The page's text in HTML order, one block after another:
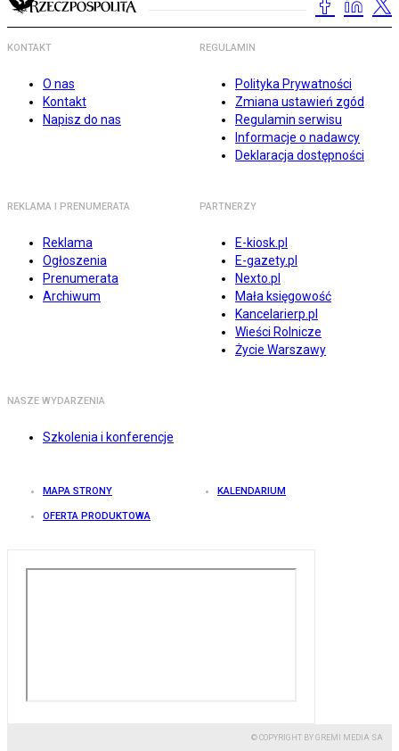
KONTAKT
O nas
Kontakt
Napisz do nas
REGULAMIN
Polityka Prywatności
Zmiana ustawień zgód
Regulamin serwisu
Informacje o nadawcy
Deklaracja dostępności
REKLAMA I PRENUMERATA
Reklama
Ogłoszenia
Prenumerata
Archiwum
PARTNERZY
E-kiosk.pl
E-gazety.pl
Nexto.pl
Mała księgowość
Kancelarierp.pl
Wieści Rolnicze
Życie Warszawy
NASZE WYDARZENIA
Szkolenia i konferencje
MAPA STRONY KALENDARIUM
OFERTA PRODUKTOWA
© COPYRIGHT BY GREMI MEDIA SA